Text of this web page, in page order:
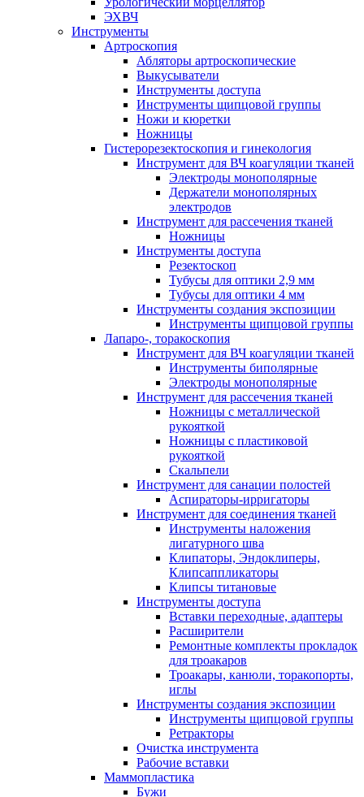
ЭХВЧ
Инструменты
Артроскопия
Абляторы артроскопические
Выкусыватели
Инструменты доступа
Инструменты щипцовой группы
Ножи и кюретки
Ножницы
Гистерорезектоскопия и гинекология
Инструмент для ВЧ коагуляции тканей
Электроды монополярные
Держатели монополярных
электродов
Инструмент для рассечения тканей
Ножницы
Инструменты доступа
Резектоскоп
Тубусы для оптики 2,9 мм
Тубусы для оптики 4 мм
Инструменты создания экспозиции
Инструменты щипцовой группы
Лапаро-, торакоскопия
Инструмент для ВЧ коагуляции тканей
Инструменты биполярные
Электроды монополярные
Инструмент для рассечения тканей
Ножницы с металлической
рукояткой
Ножницы с пластиковой
рукояткой
Скальпели
Инструмент для санации полостей
Аспираторы-ирригаторы
Инструмент для соединения тканей
Инструменты наложения
лигатурного шва
Клипаторы, Эндоклиперы,
Клипсаппликаторы
Клипсы титановые
Инструменты доступа
Вставки переходные, адаптеры
Расширители
Ремонтные комплекты прокладок
для троакаров
Троакары, канюли, торакопорты,
иглы
Инструменты создания экспозиции
Инструменты щипцовой группы
Ретракторы
Очистка инструмента
Рабочие вставки
Маммопластика
Бужи